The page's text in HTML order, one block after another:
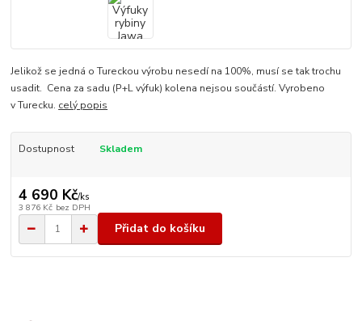
Jelikož se jedná o Tureckou výrobu nesedí na 100%, musí se tak trochu
usadit. Cena za sadu (P+L výfuk) kolena nejsou součástí. Vyrobeno
v Turecku. celý popis
Dostupnost Skladem
4 690 Kč/ks
3 876 Kč bez DPH
Přidat do košíku